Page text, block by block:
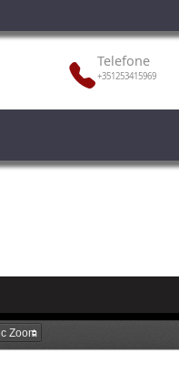
Telefone
+351253415969